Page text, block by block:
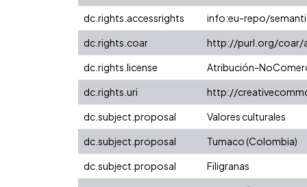
dc.rights.accessrights
info:eu-repo/
dc.rights.coar
http://purl.org/coar/
dc.rights.license
Atribución-
dc.rights.uri
http://
dc.subject.proposal
Valores culturales
dc.subject.proposal
Tumaco (Colombia)
dc.subject.proposal
Filigranas